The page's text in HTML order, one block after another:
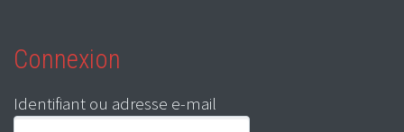
Connexion
Identifiant ou adresse e-mail